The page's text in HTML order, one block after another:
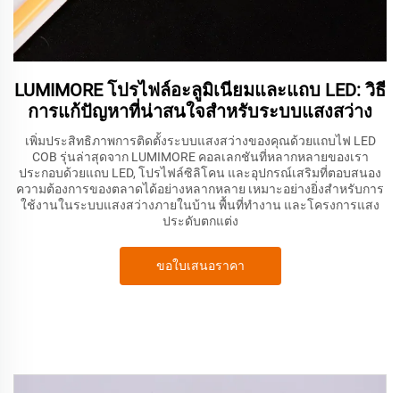
LUMIMORE โปรไฟล์อะลูมิเนียมและแถบ LED: วิธี
การแก้ปัญหาที่น่าสนใจสำหรับระบบแสงสว่าง
เพิ่มประสิทธิภาพการติดตั้งระบบแสงสว่างของคุณด้วยแถบไฟ LED
COB รุ่นล่าสุดจาก LUMIMORE คอลเลกชันที่หลากหลายของเรา
ประกอบด้วยแถบ LED, โปรไฟล์ซิลิโคน และอุปกรณ์เสริมที่ตอบสนอง
ความต้องการของตลาดได้อย่างหลากหลาย เหมาะอย่างยิ่งสำหรับการ
ใช้งานในระบบแสงสว่างภายในบ้าน พื้นที่ทำงาน และโครงการแสง
ประดับตกแต่ง
ขอใบเสนอราคา